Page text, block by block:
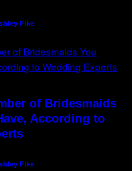
Fike
of Bridesmaids
According to
Fike